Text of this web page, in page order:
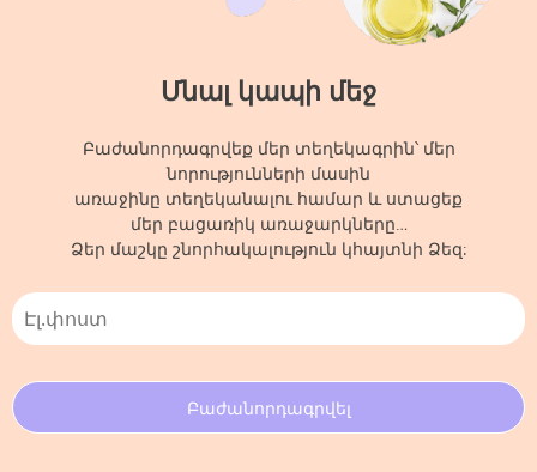
Մնալ կապի մեջ
Բաժանորդագրվեք մեր տեղեկագրին՝ մեր
նորությունների մասին
առաջինը տեղեկանալու համար և ստացեք
մեր բացառիկ առաջարկները…
Ձեր մաշկը շնորհակալություն կհայտնի Ձեզ: